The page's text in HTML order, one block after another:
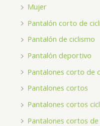
Mujer
Pantalón corto de
Pantalón de ciclismo
Pantalón deportivo
Pantalones corto de
Pantalones cortos
Pantalones cortos
Pantalones cortos de